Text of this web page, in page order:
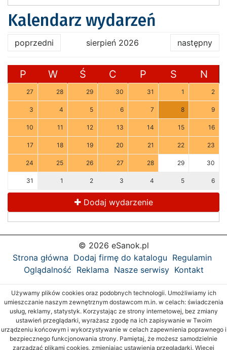
Kalendarz wydarzeń
poprzedni sierpień 2026 następny
P W Ś C P S N
27 28 29 30 31 1 2
3 4 5 6 7 8 9
10 11 12 13 14 15 16
17 18 19 20 21 22 23
24 25 26 27 28 29 30
31 1 2 3 4 5 6
Dodaj wydarzenie
© 2026 eSanok.pl
Strona główna Dodaj firmę do katalogu Regulamin
Oglądalność Reklama Nasze serwisy Kontakt
Używamy plików cookies oraz podobnych technologii. Umożliwiamy ich
umieszczanie naszym zewnętrznym dostawcom m.in. w celach: świadczenia
usług, reklamy, statystyk. Korzystając ze strony internetowej, bez zmiany
ustawień przeglądarki, wyrażasz zgodę na ich zapisywanie w Twoim
urządzeniu końcowym i wykorzystywanie w celach zapewnienia poprawnego i
bezpiecznego funkcjonowania strony. Pamiętaj, że możesz samodzielnie
zarządzać plikami cookies, zmieniając ustawienia przeglądarki. Więcej